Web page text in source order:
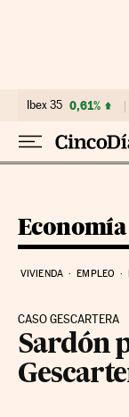
Ibex 35 0,61%
Economía
VIVIENDA EMPLEO
CASO GESCARTERA
Sardón